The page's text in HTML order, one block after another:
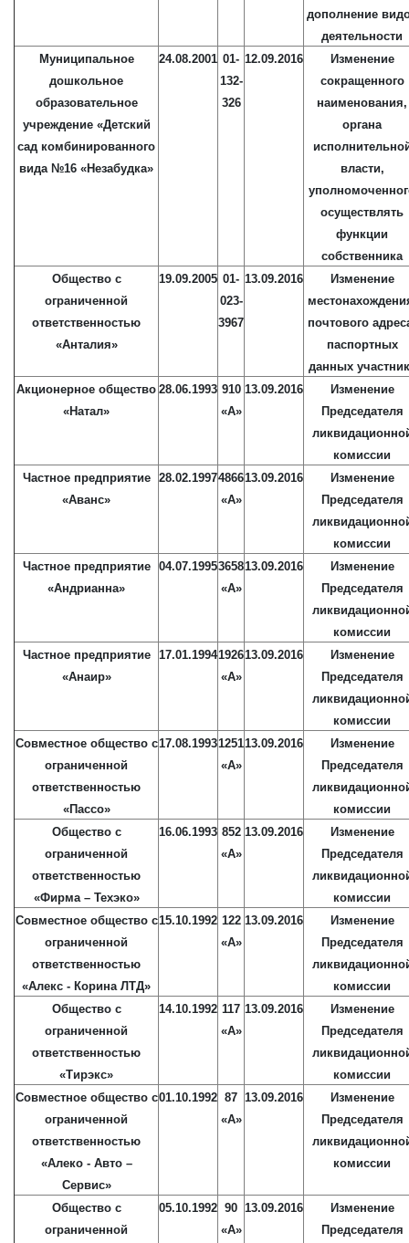
дополнение
деятельности
Муниципальное
дошкольное
образовательное
учреждение «Детский
сад комбинированного
вида №16 «Незабудка»
24.08.2001 01-
132-
326
12.09.2016
Изменение
сокращенного
наименования,
органа
власти,
осуществлять
функции
собственника
Общество с
ограниченной
ответственностью
«Анталия»
19.09.2005 01-
023-
3967
13.09.2016
Изменение
почтового
паспортных
данных
Акционерное общество
«Натал»
28.06.1993 910
«А»
13.09.2016
Изменение
Председателя
комиссии
Частное предприятие
«Аванс»
28.02.19974866
«А»
13.09.2016
Изменение
Председателя
комиссии
Частное предприятие
«Андрианна»
04.07.19953658
«А»
13.09.2016
Изменение
Председателя
комиссии
Частное предприятие
«Анаир»
17.01.19941926
«А»
13.09.2016
Изменение
Председателя
комиссии
Совместное общество с
ограниченной
ответственностью
«Пассо»
17.08.19931251
«А»
13.09.2016
Изменение
Председателя
комиссии
Общество с
ограниченной
ответственностью
«Фирма – Техэко»
16.06.1993 852
«А»
13.09.2016
Изменение
Председателя
комиссии
Совместное общество с
ограниченной
ответственностью
«Алекс - Корина ЛТД»
15.10.1992 122
«А»
13.09.2016
Изменение
Председателя
комиссии
Общество с
ограниченной
ответственностью
«Тирэкс»
14.10.1992 117
«А»
13.09.2016
Изменение
Председателя
комиссии
Совместное общество с
ограниченной
ответственностью
«Алеко - Авто –
Сервис»
01.10.1992 87
«А»
13.09.2016
Изменение
Председателя
комиссии
Общество с
ограниченной
05.10.1992 90
«А»
13.09.2016
Изменение
Председателя